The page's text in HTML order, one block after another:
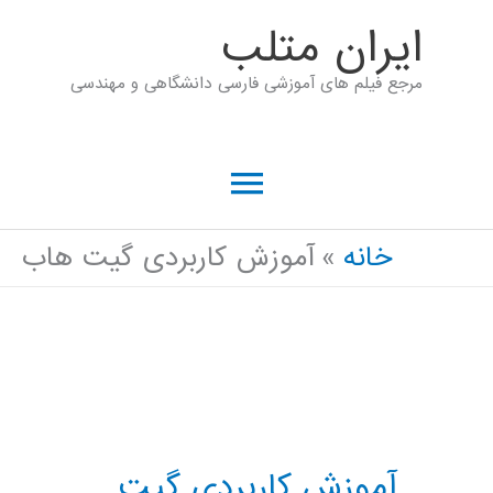
ايران متلب
مرجع فیلم های آموزشی فارسی دانشگاهی و مهندسی
فهرست
اصلی
خانه آموزش کاربردی گیت هاب